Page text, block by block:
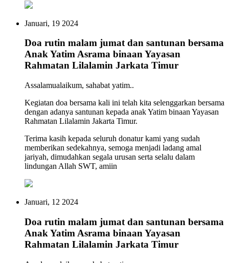
Januari, 19 2024
Doa rutin malam jumat dan santunan bersama
Anak Yatim Asrama binaan Yayasan
Rahmatan Lilalamin Jarkata Timur
Assalamualaikum, sahabat yatim..
Kegiatan doa bersama kali ini telah kita selenggarkan bersama
dengan adanya santunan kepada anak Yatim binaan Yayasan
Rahmatan Lilalamin Jakarta Timur.
Terima kasih kepada seluruh donatur kami yang sudah
memberikan sedekahnya, semoga menjadi ladang amal
jariyah, dimudahkan segala urusan serta selalu dalam
lindungan Allah SWT, amiin
Januari, 12 2024
Doa rutin malam jumat dan santunan bersama
Anak Yatim Asrama binaan Yayasan
Rahmatan Lilalamin Jarkata Timur